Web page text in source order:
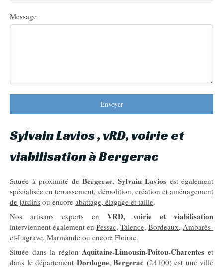
Message
Envoyer
Sylvain Lavios , vRD, voirie et
viabilisation à Bergerac
Située à proximité de Bergerac, Sylvain Lavios est également
spécialisée enterrassement, démolition, création et aménagement
de jardins ou encore abattage, élagage et taille.
Nos artisans experts en VRD, voirie et viabilisation
interviennent également en Pessac, Talence, Bordeaux, Ambarès-
et-Lagrave, Marmande ou encore Floirac.
Située dans la régionAquitaine-Limousin-Poitou-Charentes et
dans le département Dordogne, Bergerac (24100) est une ville